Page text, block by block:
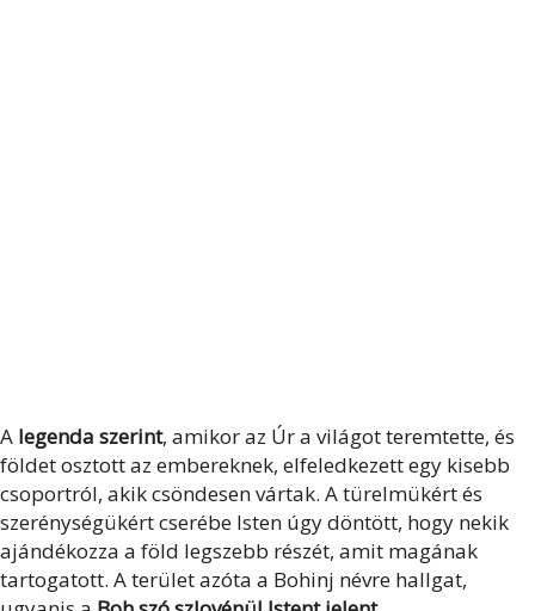
A legenda szerint, amikor az Úr a világot teremtette, és
földet osztott az embereknek, elfeledkezett egy kisebb
csoportról, akik csöndesen vártak. A türelmükért és
szerénységükért cserébe Isten úgy döntött, hogy nekik
ajándékozza a föld legszebb részét, amit magának
tartogatott. A terület azóta a Bohinj névre hallgat,